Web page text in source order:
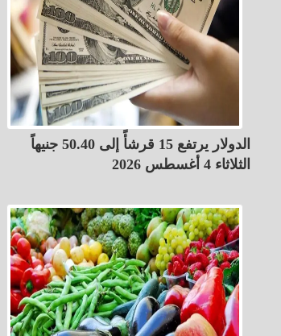
الدولار يرتفع 15 قرشأً إلى 50.40 جنيهاً
الثلاثاء 4 أغسطس 2026